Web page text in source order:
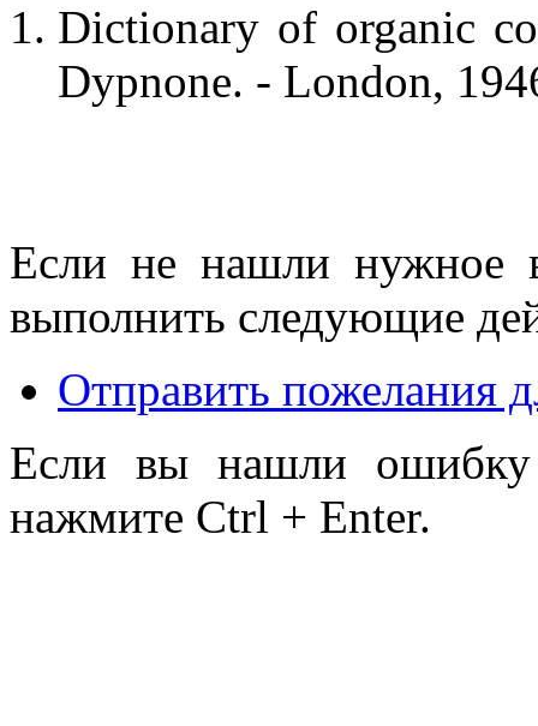
Dictionary of organic
Dypnone. - London,
Если не нашли нужное
выполнить следующие
Отправить пожелания
Если вы нашли ошибку
нажмите Ctrl + Enter.